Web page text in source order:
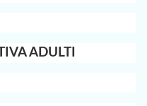
ADULTI